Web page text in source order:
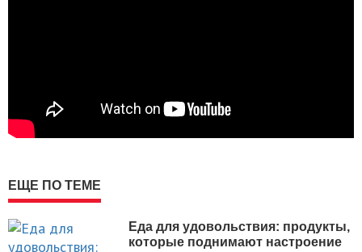
ЕЩЕ ПО ТЕМЕ
Еда для удовольствия: продукты,
которые поднимают настроение